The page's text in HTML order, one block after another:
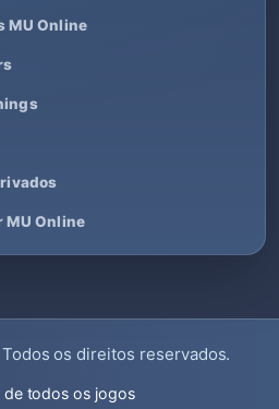
MU Online
MU Online
os direitos reservados.
de todos os jogos